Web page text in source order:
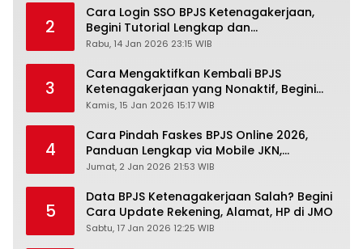
2
Cara Login SSO BPJS Ketenagakerjaan,
Begini Tutorial Lengkap dan
Pengertiannya
Rabu, 14 Jan 2026 23:15 WIB
3
Cara Mengaktifkan Kembali BPJS
Ketenagakerjaan yang Nonaktif, Begini
Panduan Lengkapnya
Kamis, 15 Jan 2026 15:17 WIB
4
Cara Pindah Faskes BPJS Online 2026,
Panduan Lengkap via Mobile JKN,
PANDAWA & Offiline Kantor Cabang
Jumat, 2 Jan 2026 21:53 WIB
5
Data BPJS Ketenagakerjaan Salah? Begini
Cara Update Rekening, Alamat, HP di JMO
Sabtu, 17 Jan 2026 12:25 WIB